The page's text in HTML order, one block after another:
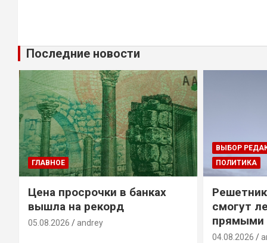
Последние новости
ГЛАВНОЕ
Цена просрочки в банках
вышла на рекорд
05.08.2026 andrey
ВЫБОР
ПОЛИТИКА
смогут
прямыми
04.08.2026